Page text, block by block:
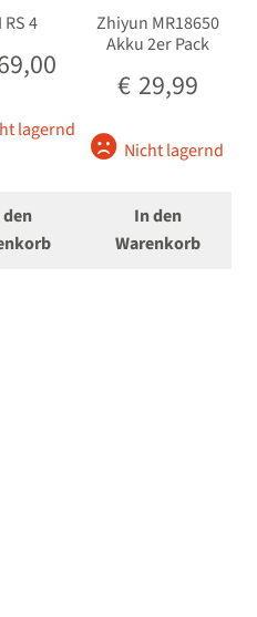
RS 4
lagernd
Zhiyun MR18650
Akku 2er Pack
€ 29,99
Nicht lagernd
In den
Warenkorb